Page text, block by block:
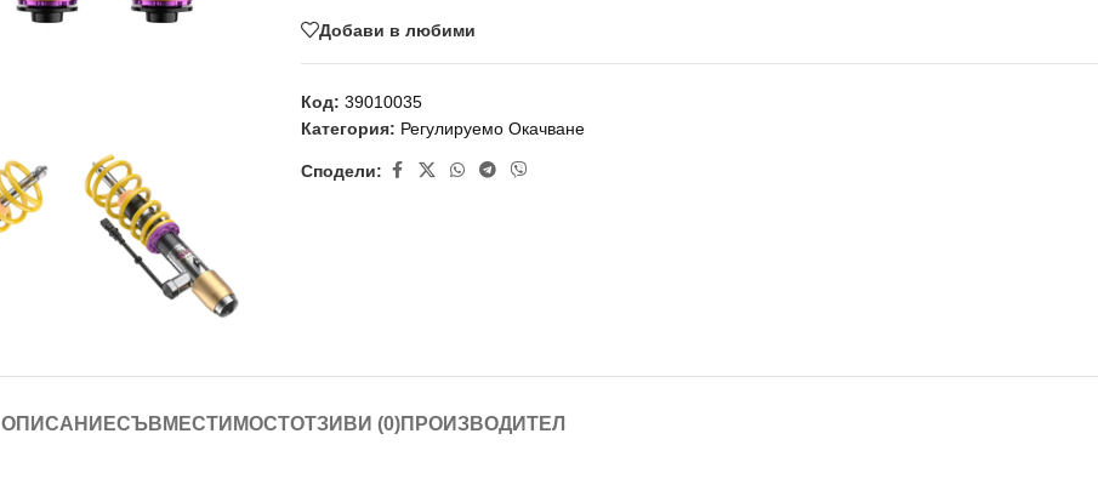
Добави в любими
Код: 39010035
Категория: Регулируемо Окачване
Сподели:
ОПИСАНИЕСЪВМЕСТИМОСТОТЗИВИ (0)ПРОИЗВОДИТЕЛ